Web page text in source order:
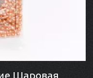
Шаровая